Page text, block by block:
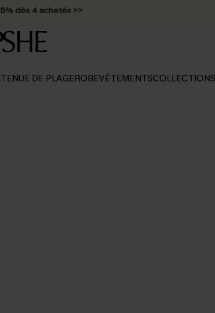
dès 4 achetés >>
TENUE DE PLAGEROBEVÊTEMENTSCOLLECTIONS